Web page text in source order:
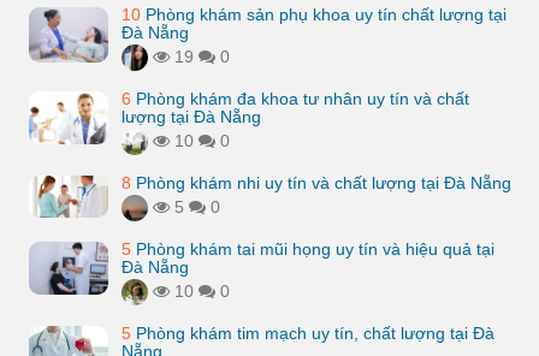
10 Phòng khám sản phụ khoa uy tín chất lượng tại
Đà Nẵng
19
0
6 Phòng khám đa khoa tư nhân uy tín và chất
lượng tại Đà Nẵng
10
0
8 Phòng khám nhi uy tín và chất lượng tại Đà Nẵng
5
0
5 Phòng khám tai mũi họng uy tín và hiệu quả tại
Đà Nẵng
10
0
5 Phòng khám tim mạch uy tín, chất lượng tại Đà
Nẵng